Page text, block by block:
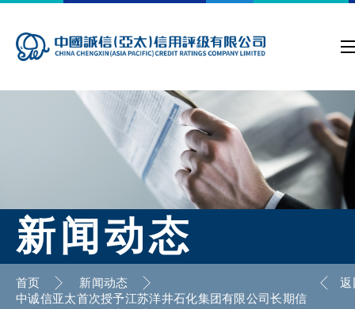
新闻动态
首页
新闻动态
中诚信亚太首次授予江苏洋井石化集团有限公司长期信